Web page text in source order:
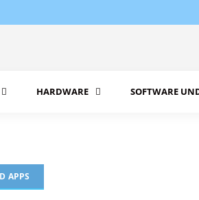
HARDWARE SOFTWARE
APPS